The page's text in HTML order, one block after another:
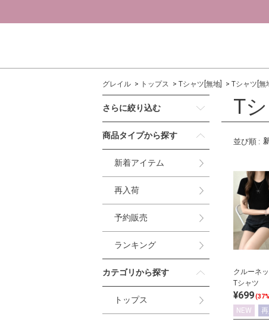
グレイル トップス Tシャツ[無地] Tシャツ[無
さらに絞り込む
商品タイプから探す
新着アイテム
再入荷
予約販売
ランキング
カテゴリから探す
トップス
T
並び順 :
クルーネ
Tシャツ
¥699
NEW